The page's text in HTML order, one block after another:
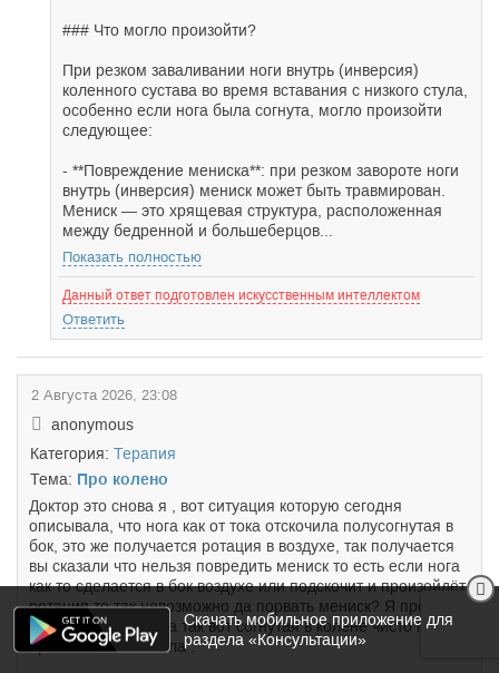
### Что могло произойти?
При резком заваливании ноги внутрь (инверсия)
коленного сустава во время вставания с низкого стула,
особенно если нога была согнута, могло произойти
следующее:
- **Повреждение мениска**: при резком завороте ноги
внутрь (инверсия) мениск может быть травмирован.
Мениск — это хрящевая структура, расположенная
между бедренной и большеберцов...
Показать полностью
Данный ответ подготовлен искусственным интеллектом
Ответить
2 Августа 2026, 23:08
anonymous
Категория: Терапия
Тема: Про колено
Доктор это снова я , вот ситуация которую сегодня
описывала, что нога как от тока отскочила полусогнутая в
бок, это же получается ротация в воздухе, так получается
вы сказали что нельзя повредить мениск то есть если нога
как то сделается в бок воздухе или подскочит и произойдёт
ротация то так невозможно да порвать мениск? Я просто
напугалась. Что она так вот согнутая в колене чисто голень
прям в бок отскочила .
Скачать мобильное приложение для
раздела «Консультации»